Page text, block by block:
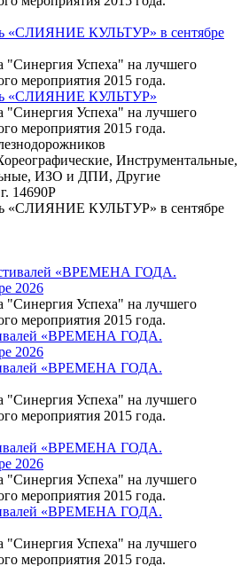
«СЛИЯНИЕ КУЛЬТУР» в сентябре
«СЛИЯНИЕ КУЛЬТУР»
, Инструментальные,
, ИЗО и ДПИ, Другие
14690Р
«СЛИЯНИЕ КУЛЬТУР» в сентябре
«ВРЕМЕНА ГОДА.
2026
«ВРЕМЕНА ГОДА.
«ВРЕМЕНА ГОДА.
2026
«ВРЕМЕНА ГОДА.